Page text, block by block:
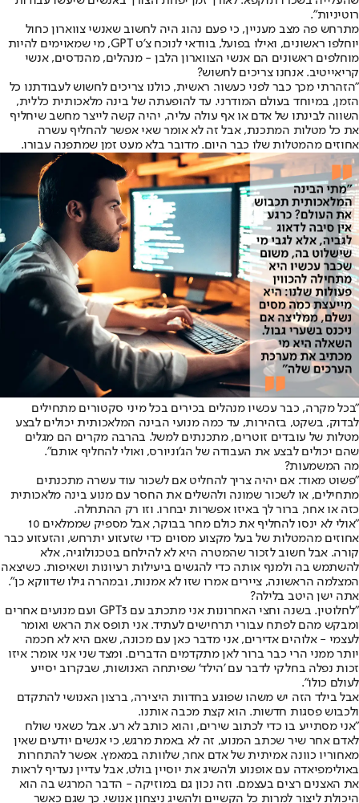
רוטיניות".
מתרחש פה מצב מעניין, כי פעם נהוג היה לחשוב שאנשי צווארון כחול
יוחלפו ראשונים, ואילו בפועל, בוודאי לנוכח צ'ט GPT, מי שמאוימים להיות
מוחלפים ראשונים הם אנשי הצווארון הלבן - מנהלים, מהנדסים, אנשי
קריאייטיב. אנחנו צריכים לחשוש?
"הזהרתי מכך כבר לפני כעשור. ראשית, כולנו צריכים לחשוש לעבודתנו כל
הזמן, במיוחד בעולם המודרני. עד להופעתה של בינה מלאכותית כללית,
השווה לבינתו של אדם או אף עולה עליה, יהיה קשה לייצר מחשב שיחליף
את כל מטלות המתכנת, אבל זה לא אומר שאי אפשר להחליף עשרה
אחוזים מהמטלות שלו כבר היום. מדובר בלא מעט זמן שמתפנה עבורו.
"בכל מקרה, כבר עכשיו מנהלים בכירים בכל מיני סקטורים מתחילים
לבדוק, בשקט, בזהירות, עד כמה מנועי הבינה המלאכותית יכולים לבצע
מטלות של עובדים זוטרים, מתכנתים למשל. בהרבה מקרים הם מגלים
שהם יכולים לבצע את העבודה של הג'וניורס, ואולי להחליף אותם".
מה המשמעות?
"פשוט מאוד: אם יהיה צריך להחליט אם לשכור עוד עשרה מתכנתים
מתחילים, או לשכור שמונה ולהשלים את החסר עם מנוע בינה מלאכותית
כזה או אחר, ברור לך באיזו אפשרות יבחרו. וזו רק ההתחלה.
"אולי לא ינסו להחליף את כולם מחר בבוקר, אבל מספיק שממלאים 10
אחוזים מהמטלות של בעל מקצוע מסוים כדי שזעזוע יתרחש, והזעזוע כבר
קורה. אבל חשוב לזכור שהמטרה היא לא להילחם בטכנולוגיה, אלא
להשתמש בה ולמנף אותה כדי להגשים ביעילות רעיונות ושאיפות. כשיצאה
המצלמה הראשונה, ציירים אמרו שזו לא אמנות, ובמהרה גילו שדווקא כן".
אתה ישן היטב בלילה?
"לחלוטין. בשנה וחצי האחרונות אני מתכתב עם GPT3 ועם מנועים אחרים
ומבקש מהם לפתח עבורי תרחישים לעתיד. אני תופס את הראש ואומר
לעצמי - אלוהים אדירים, אני מדבר כאן עם מכונה, שאם היא לא חכמה
יותר ממני הרי כבר ברור לאן מתקדמים הדברים. ומצד שני אני אומר: איזו
זכות נפלה בחלקי לדבר עם 'הילד' שפיתחה האנושות, שבקרוב יסייע
לעולם כולו".
אבל בילד הזה יש משהו שפוגע בחדוות היצירה, ברצון האנושי להתקדם
ולכבוש פסגות חדשות. הוא קצת מכבה אותנו.
"אני מסתייע בו כדי לכתוב שירים, והוא כותב לא רע. אבל כשאני שולח
לאדם אחר שיר שכתב המנוע, זה לא באמת מרגש, כי אנשים יודעים שאין
מאחוריו כוונה אמיתית של אדם אחר, שלוותה במאמץ. אפשר להתחרות
באולימפיאדה עם אופנוע ולהשיג את יוסיין בולט, אבל עדיין נעדיף לראות
את האצנים רצים בעצמם. וזה נכון גם במוזיקה - הדבר המרגש בה הוא
היכולת ליצור למרות כל הקשיים ולהשיג ניצחון אנושי. כך שגם כאשר